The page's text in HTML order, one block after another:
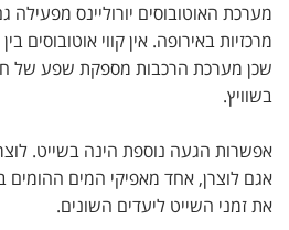
מערכת האוטובוסים יורוליינס מפעילה
מרכזיות באירופה. אין קווי אוטובוסים
שכן מערכת הרכבות מספקת שפע של
בשוויץ.
אפשרות הגעה נוספת הינה בשייט.
אגם לוצרן, אחד מאפיקי המים ההומים
את זמני השייט ליעדים השונים.